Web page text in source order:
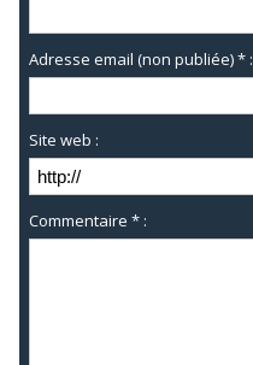
Adresse email (non publiée) * :
Site web :
Commentaire * :